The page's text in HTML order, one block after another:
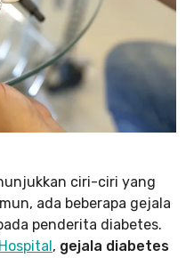
ciri-ciri yang
ada beberapa gejala
penderita diabetes.
, gejala diabetes